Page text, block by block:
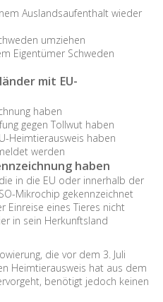
Auslandsaufenthalt wieder
umziehen
Eigentümer Schweden
mit EU-
haben
gegen Tollwut haben
Heimtierausweis haben
werden
haben
in die EU oder innerhalb der
Mikrochip gekennzeichnet
Einreise eines Tieres nicht
in sein Herkunftsland
die vor dem 3. Juli
Heimtierausweis hat aus dem
benötigt jedoch keinen